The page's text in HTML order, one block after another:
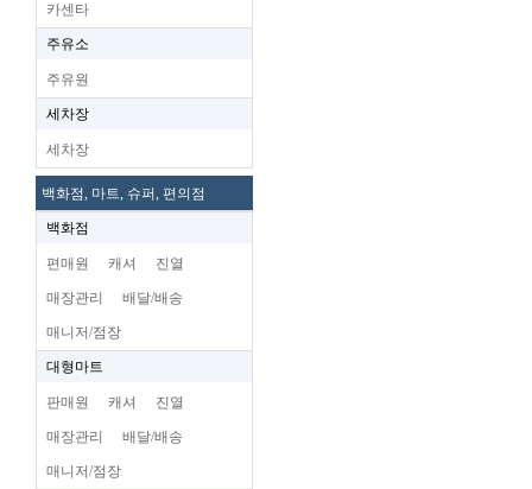
카센타
주유소
주유원
세차장
세차장
백화점, 마트, 슈퍼, 편의점
백화점
편매원 캐셔 진열
매장관리 배달/배송
매니저/점장
대형마트
판매원 캐셔 진열
매장관리 배달/배송
매니저/점장